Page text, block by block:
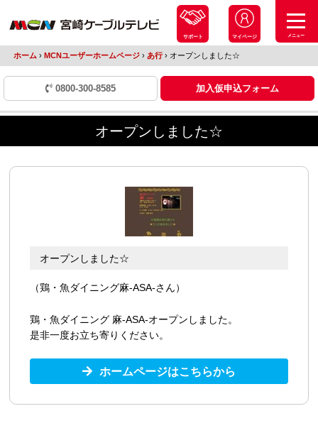
サポート マイページ メニュー
ホーム › MCNユーザーホームページ › あ行 ›オープンしました☆
0800-300-8585 加入仮申込フォーム
オープンしました☆
オープンしました☆
（鶏・魚ダイニング麻-ASA-さん）
鶏・魚ダイニング 麻-ASA-オープンしました。
是非一度お立ち寄りください。
ホームページはこちらから